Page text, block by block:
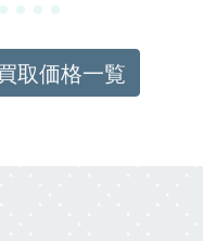
取価格一覧